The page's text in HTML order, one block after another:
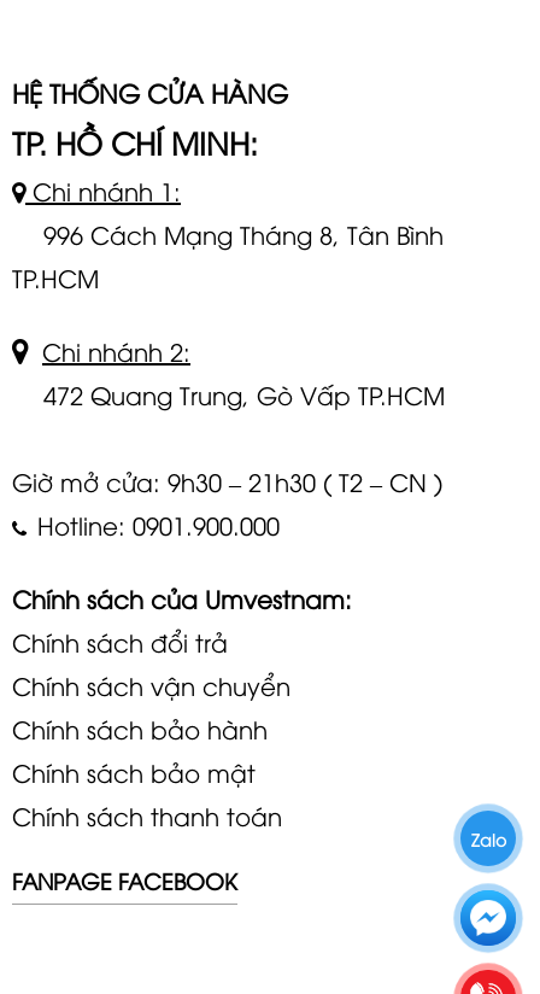
HỆ THỐNG CỬA HÀNG
TP. HỒ CHÍ MINH:
Chi nhánh 1:
996 Cách Mạng Tháng 8, Tân Bình
TP.HCM
Chi nhánh 2:
472 Quang Trung, Gò Vấp TP.HCM
Giờ mở cửa: 9h30 – 21h30 ( T2 – CN )
Hotline: 0901.900.000
Chính sách của Umvestnam:
Chính sách đổi trả
Chính sách vận chuyển
Chính sách bảo hành
Chính sách bảo mật
Chính sách thanh toán
FANPAGE FACEBOOK
Zalo